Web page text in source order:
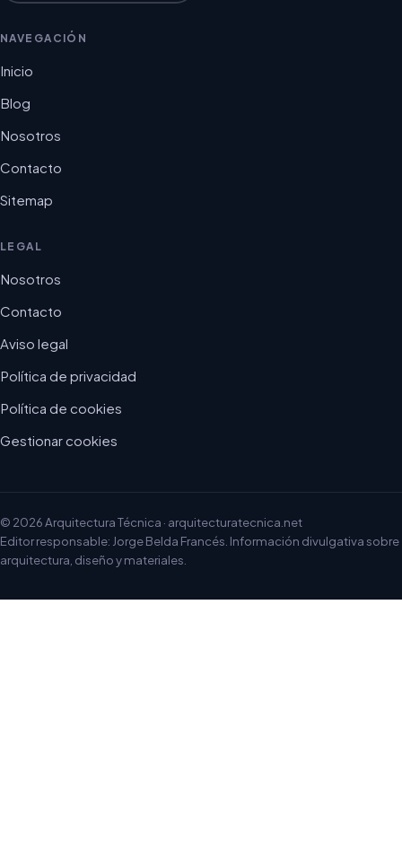
NAVEGACIÓN
Inicio
Blog
Nosotros
Contacto
Sitemap
LEGAL
Nosotros
Contacto
Aviso legal
Política de privacidad
Política de cookies
Gestionar cookies
© 2026 Arquitectura Técnica · arquitecturatecnica.net
Editor responsable: Jorge Belda Francés. Información divulgativa sobre
arquitectura, diseño y materiales.